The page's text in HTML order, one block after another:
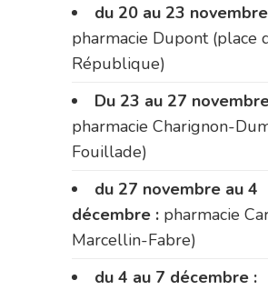
du 20 au 23
pharmacie Dupont (place
République)
Du 23 au 27
pharmacie Charignon-
Fouillade)
du 27 novembre au 4
décembre : pharmacie
Marcellin-Fabre)
du 4 au 7 décembre :